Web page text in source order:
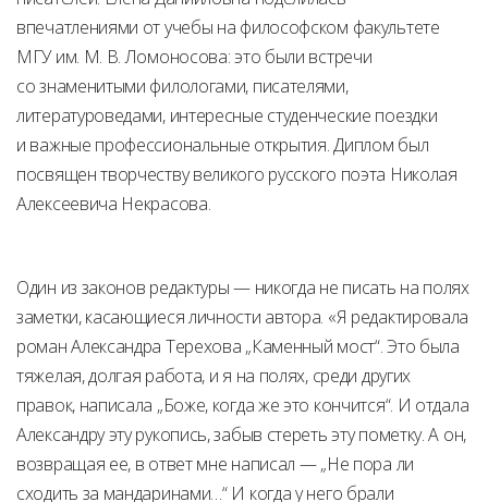
впечатлениями от учебы на философском факультете
МГУ им. М. В. Ломоносова: это были встречи
со знаменитыми филологами, писателями,
литературоведами, интересные студенческие поездки
и важные профессиональные открытия. Диплом был
посвящен творчеству великого русского поэта Николая
Алексеевича Некрасова.
Один из законов редактуры — никогда не писать на полях
заметки, касающиеся личности автора. «Я редактировала
роман Александра Терехова „Каменный мост“. Это была
тяжелая, долгая работа, и я на полях, среди других
правок, написала „Боже, когда же это кончится“. И отдала
Александру эту рукопись, забыв стереть эту пометку. А он,
возвращая ее, в ответ мне написал — „Не пора ли
сходить за мандаринами…“ И когда у него брали